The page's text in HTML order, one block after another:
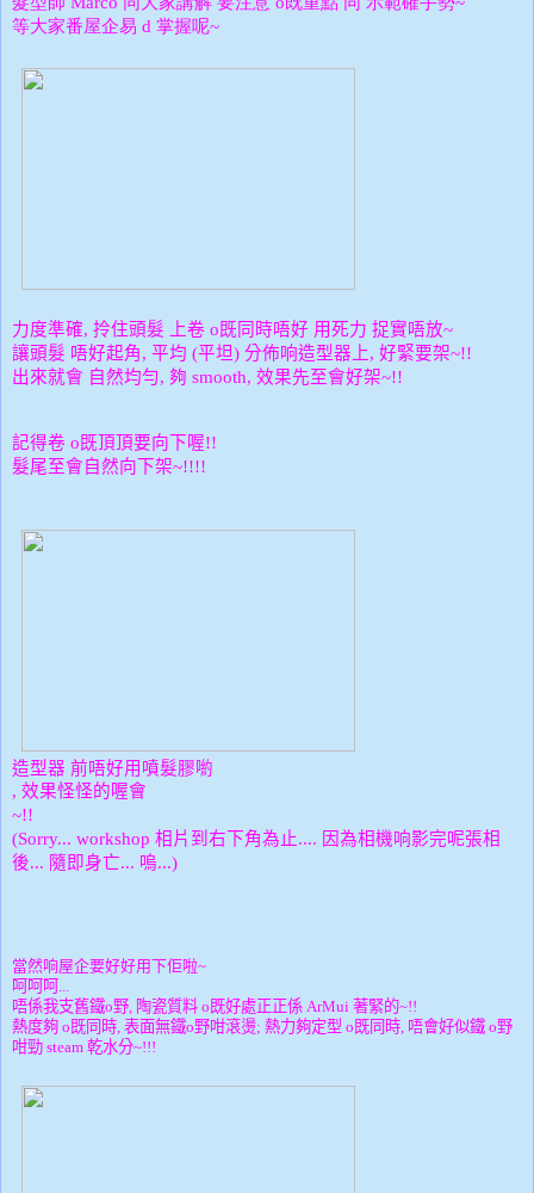
等大家番屋企易 d 掌握呢~
力度準確, 拎住頭髮 上卷 o既同時唔好 用死力 捉實唔放~
讓頭髮 唔好起角, 平均 (平坦) 分佈响造型器上, 好緊要架~!!
出來就會 自然均勻, 夠 smooth, 效果先至會好架~!!
記得卷 o既頂頂要向下喔!!
髮尾至會自然向下架~!!!!
造型器 前唔好用噴髮膠喲
, 效果怪怪的喔會
~!!
(Sorry... workshop 相片到右下角為止.... 因為相機响影完呢張相
後... 隨即身亡... 嗚...)
當然响屋企要好好用下佢啦~
呵呵呵...
唔係我支舊鐵o野, 陶瓷質料 o既好處正正係 ArMui 著緊的~!!
熱度夠 o既同時, 表面無鐵o野咁滾燙; 熱力夠定型 o既同時, 唔會好似鐵 o野
咁勁 steam 乾水分~!!!